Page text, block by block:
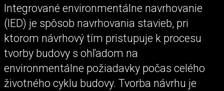
Integrované environmentálne navrhovanie
(IED) je spôsob navrhovania stavieb, pri
ktorom návrhový tím pristupuje k procesu
tvorby budovy s ohľadom na
environmentálne požiadavky počas celého
životného cyklu budovy. Tvorba návrhu je